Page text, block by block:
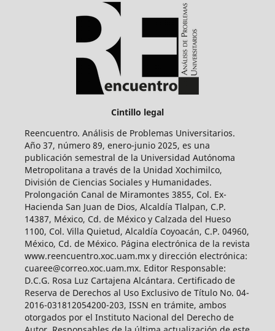
Cintillo legal
Reencuentro. Análisis de Problemas Universitarios.
Año 37, número 89, enero-junio 2025, es una
publicación semestral de la Universidad Autónoma
Metropolitana a través de la Unidad Xochimilco,
División de Ciencias Sociales y Humanidades.
Prolongación Canal de Miramontes 3855, Col. Ex-
Hacienda San Juan de Dios, Alcaldía Tlalpan, C.P.
14387, México, Cd. de México y Calzada del Hueso
1100, Col. Villa Quietud, Alcaldía Coyoacán, C.P. 04960,
México, Cd. de México. Página electrónica de la revista
www.reencuentro.xoc.uam.mx y dirección electrónica:
cuaree@correo.xoc.uam.mx. Editor Responsable:
D.C.G. Rosa Luz Cartajena Alcántara. Certificado de
Reserva de Derechos al Uso Exclusivo de Título No. 04-
2016-031812054200-203, ISSN en trámite, ambos
otorgados por el Instituto Nacional del Derecho de